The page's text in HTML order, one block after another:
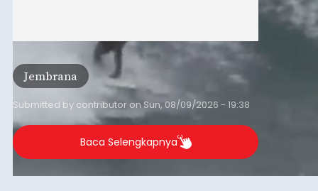
Jembrana
Submitted by contributor on Sun, 08/09/2026 - 19:38
Baca Selengkapnya